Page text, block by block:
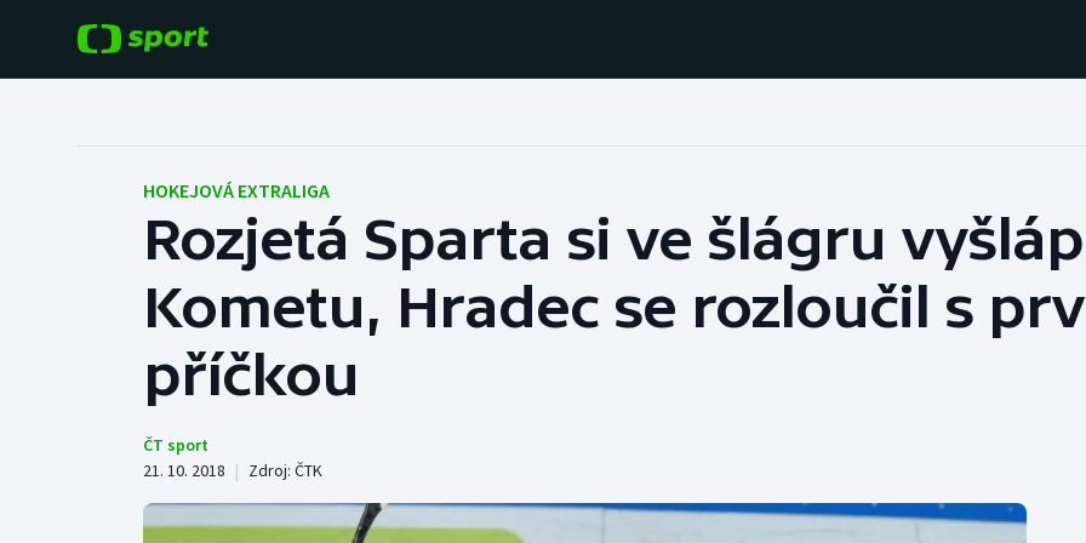
Hokej
Tenis
Atletika
Cyklistika
Baseball a softbal
Basketbal
Jezdectví
Judo
Rychlobruslení
Rychlostní
kanoistika
HOKEJOVÁ EXTRALIGA
Rozjetá Sparta si ve šlágru
Kometu, Hradec se rozloučil s
příčkou
ČT sport
21. 10. 2018 | Zdroj: ČTK